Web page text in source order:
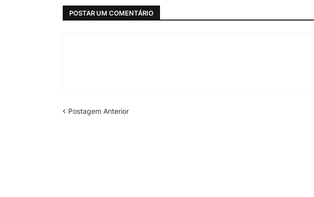
POSTAR UM COMENTÁRIO
Postagem Anterior